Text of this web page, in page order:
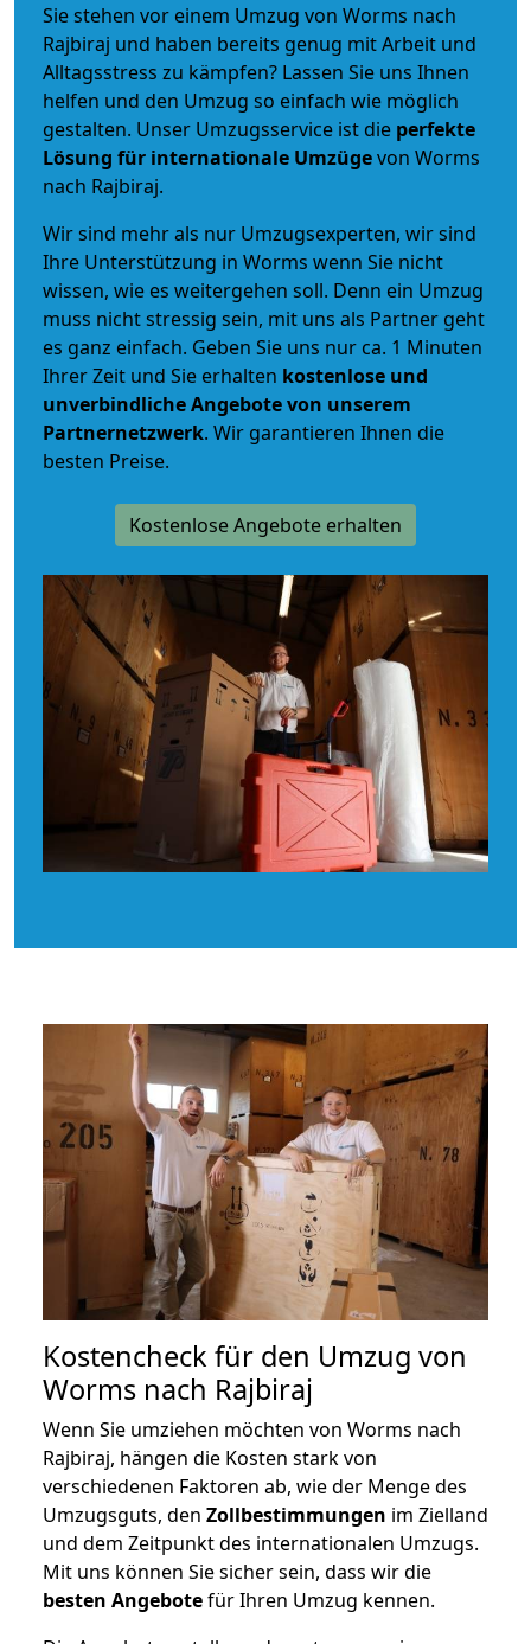
Sie stehen vor einem Umzug von Worms nach
Rajbiraj und haben bereits genug mit Arbeit und
Alltagsstress zu kämpfen? Lassen Sie uns Ihnen
helfen und den Umzug so einfach wie möglich
gestalten. Unser Umzugsservice ist die perfekte
Lösung für internationale Umzügevon Worms
nach Rajbiraj.
Wir sind mehr als nur Umzugsexperten, wir sind
Ihre Unterstützung in Worms wenn Sie nicht
wissen, wie es weitergehen soll. Denn ein Umzug
muss nicht stressig sein, mit uns als Partner geht
es ganz einfach. Geben Sie uns nur ca. 1 Minuten
Ihrer Zeit und Sie erhalten kostenlose und
unverbindlicheAngebote von unserem
Partnernetzwerk. Wir garantieren Ihnen die
besten Preise.
Kostenlose Angebote erhalten
Kostencheck für den Umzug von
Worms nach Rajbiraj
Wenn Sie umziehen möchten von Worms nach
Rajbiraj, hängen die Kosten stark von
verschiedenen Faktoren ab, wie der Menge des
Umzugsguts, den Zollbestimmungen im Zielland
und dem Zeitpunkt des internationalen Umzugs.
Mit uns können Sie sicher sein, dass wir die
besten Angebotefür Ihren Umzug kennen.